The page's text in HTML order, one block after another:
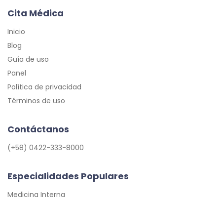
Cita Médica
Inicio
Blog
Guía de uso
Panel
Política de privacidad
Términos de uso
Contáctanos
(+58) 0422-333-8000
Especialidades Populares
Medicina Interna